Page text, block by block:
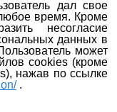
дал свое
время. Кроме
несогласие
данных в
может
cookies (кроме
нажав по ссылке
.